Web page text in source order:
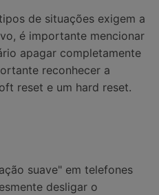
de situações exigem a
é importante mencionar
apagar completamente
reconhecer a
reset e um hard reset.
suave" em telefones
desligar o